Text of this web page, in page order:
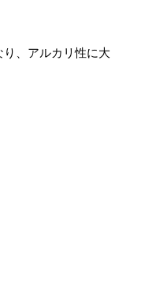
、アルカリ性に大